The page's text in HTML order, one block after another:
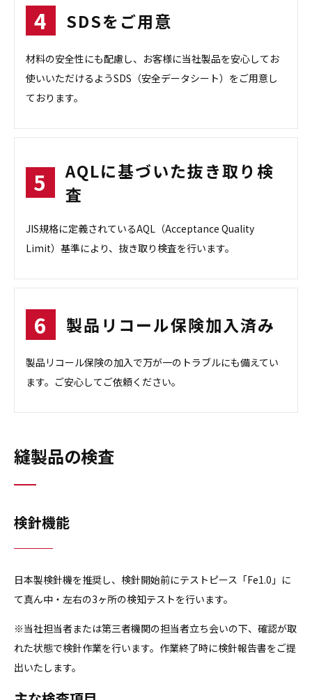
SDSをご用意
材料の安全性にも配慮し、お客様に当社製品を安心してお
使いいただけるようSDS（安全データシート）をご用意し
ております。
AQLに基づいた抜き取り検
査
JIS規格に定義されているAQL（Acceptance Quality
Limit）基準により、抜き取り検査を行います。
製品リコール保険加入済み
製品リコール保険の加入で万が一のトラブルにも備えてい
ます。ご安心してご依頼ください。
縫製品の検査
検針機能
日本製検針機を推奨し、検針開始前にテストピース「Fe1.0」に
て真ん中・左右の3ヶ所の検知テストを行います。
※当社担当者または第三者機関の担当者立ち会いの下、確認が取
れた状態で検針作業を行います。作業終了時に検針報告書をご提
出いたします。